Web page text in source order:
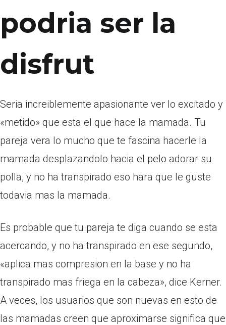
podri­a ser la
disfrut
Seri­a increiblemente apasionante ver lo excitado y
«metido» que esta el que hace la mamada. Tu
pareja vera lo mucho que te fascina hacerle la
mamada desplazandolo hacia el pelo adorar su
polla, y no ha transpirado eso hara que le guste
todavia mas la mamada.
Es probable que tu pareja te diga cuando se esta
acercando, y no ha transpirado en ese segundo,
«aplica mas compresion en la base y no ha
transpirado mas friega en la cabeza», dice Kerner.
A veces, los usuarios que son nuevas en esto de
las mamadas creen que aproximarse significa que